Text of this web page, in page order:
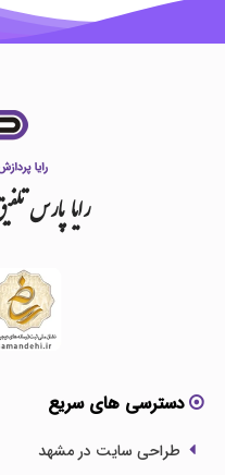
رایاپارس
دسترسی های سریع
طراحی سایت در مشهد